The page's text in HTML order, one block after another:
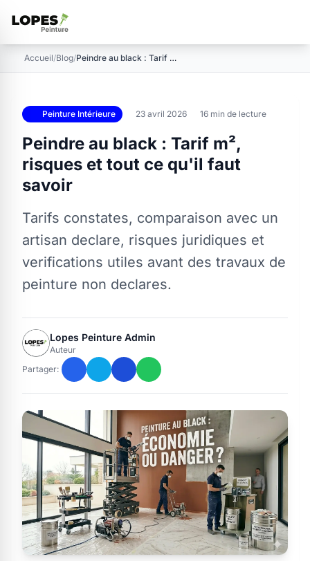
Accueil/Blog/ Peindre au black : Tarif m², risques et tout ce q…
Peinture Intérieure 23 avril 2026 16 min de lecture
Peindre au black : Tarif m²,
risques et tout ce qu'il faut
savoir
Tarifs constates, comparaison avec un
artisan declare, risques juridiques et
verifications utiles avant des travaux de
peinture non declares.
Lopes Peinture Admin
Auteur
Partager: